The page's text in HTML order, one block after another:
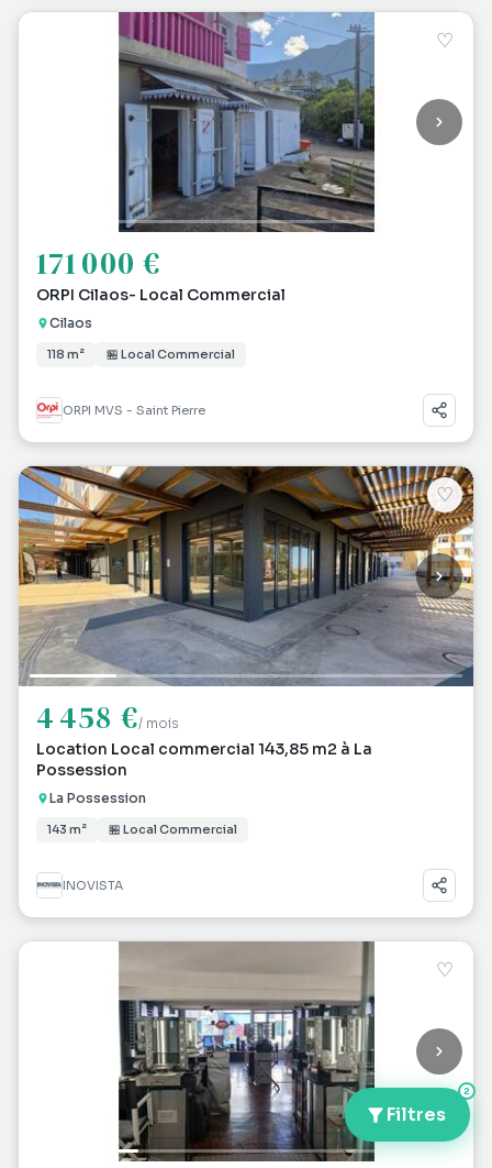
Filtres
2
♡
171 000 €
ORPI Cilaos- Local Commercial
Cilaos
118 m² 🏪 Local Commercial
ORPI MVS - Saint Pierre
♡
4 458 €/ mois
Location Local commercial 143,85 m2 à La
Possession
La Possession
143 m² 🏪 Local Commercial
INOVISTA
♡